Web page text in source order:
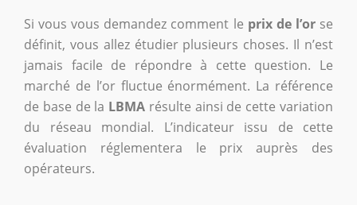
Si vous vous demandez comment le prix de l’orse
définit, vous allez étudier plusieurs choses. Il n’est
jamais facile de répondre à cette question. Le
marché de l’or fluctue énormément. La référence
de base de la LBMA résulte ainsi de cette variation
du réseau mondial. L’indicateur issu de cette
évaluation réglementera le prix auprès des
opérateurs.